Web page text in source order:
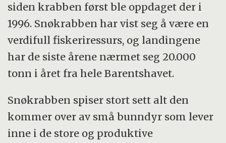
siden krabben først ble oppdaget der i
1996. Snøkrabben har vist seg å være en
verdifull fiskeriressurs, og landingene
har de siste årene nærmet seg 20.000
tonn i året fra hele Barentshavet.
Snøkrabben spiser stort sett alt den
kommer over av små bunndyr som lever
inne i de store og produktive